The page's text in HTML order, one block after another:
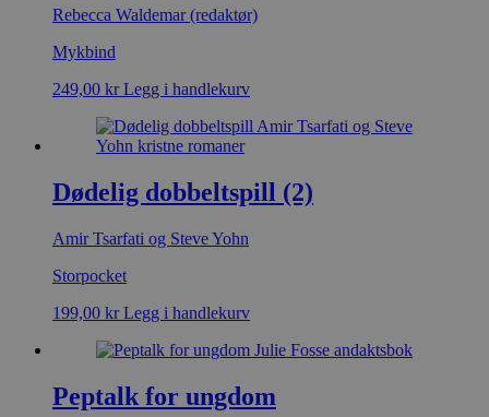
Rebecca Waldemar (redaktør)
Mykbind
249,00 kr Legg i handlekurv
Dødelig dobbeltspill (2)
Amir Tsarfati og Steve Yohn
Storpocket
199,00 kr Legg i handlekurv
Peptalk for ungdom